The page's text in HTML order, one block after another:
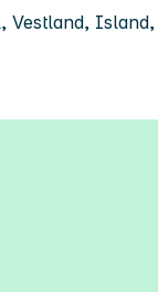
Vestland, Island,